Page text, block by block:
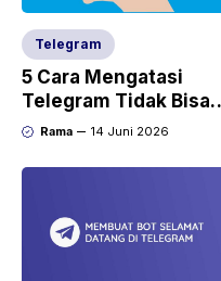
Telegram
5 Cara Mengatasi
Telegram Tidak Bisa
Buka Link
Rama 14 Juni 2026